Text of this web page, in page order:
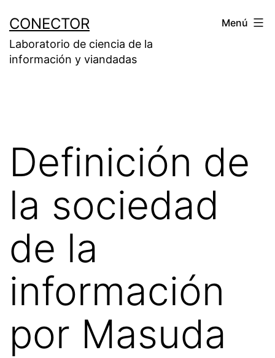
contenido
CONECTOR
Laboratorio de ciencia de la
información y viandadas
Menú
Definición de
la sociedad
de la
información
por Masuda